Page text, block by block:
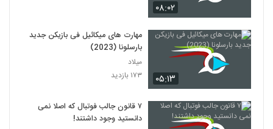
۰۸:۰۲
۰۵:۱۳
مهارت های میکائیل فی بازیکن جدید
بارسلونا (2023)
میلاد
۱۷۳ بازدید
۷ قانون جالب فوتبال که اصلا نمی
دانستید وجود داشتند!